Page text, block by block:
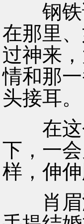
钢铁说
在那里
过神来
情和那
头接耳。
在这个
下，一
样，伸
肖眉泪